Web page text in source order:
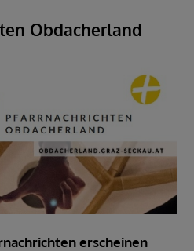
Obdacherland
erscheinen